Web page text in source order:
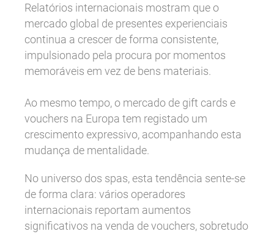
Relatórios internacionais mostram que o
mercado global de presentes experienciais
continua a crescer de forma consistente,
impulsionado pela procura por momentos
memoráveis em vez de bens materiais.
Ao mesmo tempo, o mercado de gift cards e
vouchers na Europa tem registado um
crescimento expressivo, acompanhando esta
mudança de mentalidade.
No universo dos spas, esta tendência sente-se
de forma clara: vários operadores
internacionais reportam aumentos
significativos na venda de vouchers, sobretudo